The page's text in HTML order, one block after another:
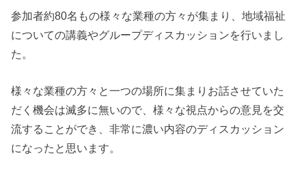
参加者約80名もの様々な業種の方々が集まり、地域福祉
についての講義やグループディスカッションを行いまし
た。
様々な業種の方々と一つの場所に集まりお話させていた
だく機会は滅多に無いので、様々な視点からの意見を交
流することができ、非常に濃い内容のディスカッション
になったと思います。